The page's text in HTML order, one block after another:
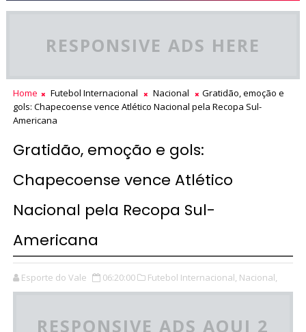
RESPONSIVE ADS HERE
Home Futebol Internacional Nacional
Gratidão, emoção e
gols: Chapecoense vence Atlético Nacional pela Recopa Sul-
Americana
Gratidão, emoção e gols:
Chapecoense vence Atlético
Nacional pela Recopa Sul-
Americana
Esporte do Vale 06:20:00 Futebol Internacional, Nacional,
RESPONSIVE ADS AQUI 2